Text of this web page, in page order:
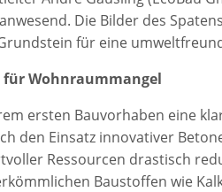
Die Bilder des
für eine
für Wohnraummangel
ersten Bauvorhaben eine
den Einsatz innovativer
Ressourcen drastisch
Baustoffen wie